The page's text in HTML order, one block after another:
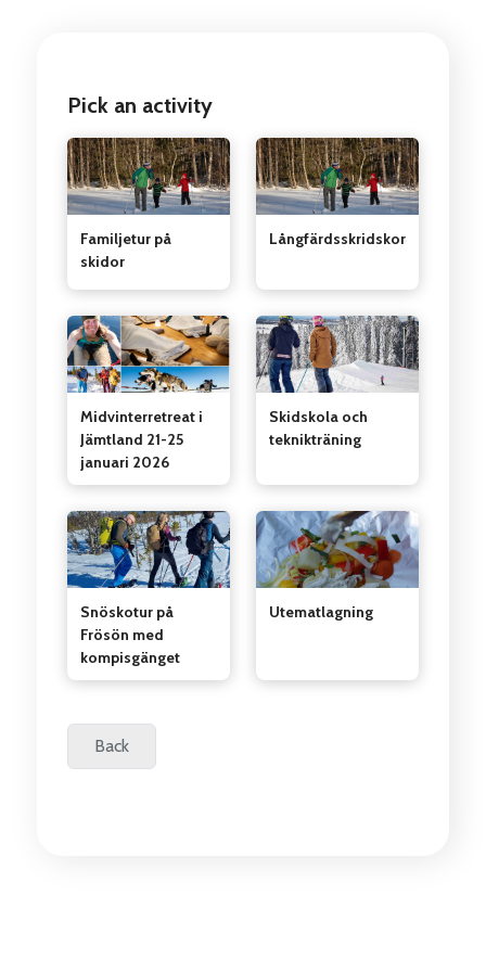
Pick an activity
Familjetur på
skidor
Långfärdsskridskor
Midvinterretreat i
Jämtland 21-25
januari 2026
Skidskola och
teknikträning
Snöskotur på
Frösön med
kompisgänget
Utematlagning